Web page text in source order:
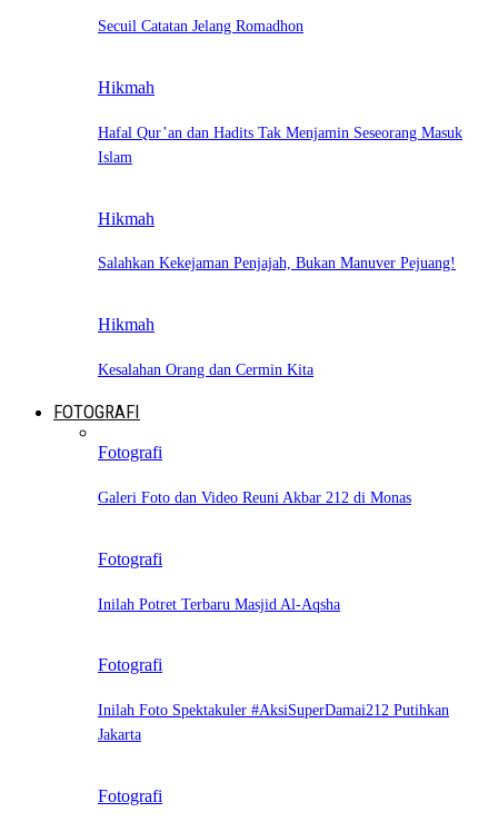
Secuil Catatan Jelang Romadhon
Hikmah
Hafal Qur’an dan Hadits Tak Menjamin Seseorang Masuk
Islam
Hikmah
Salahkan Kekejaman Penjajah, Bukan Manuver Pejuang!
Hikmah
Kesalahan Orang dan Cermin Kita
FOTOGRAFI
Fotografi
Galeri Foto dan Video Reuni Akbar 212 di Monas
Fotografi
Inilah Potret Terbaru Masjid Al-Aqsha
Fotografi
Inilah Foto Spektakuler #AksiSuperDamai212 Putihkan
Jakarta
Fotografi